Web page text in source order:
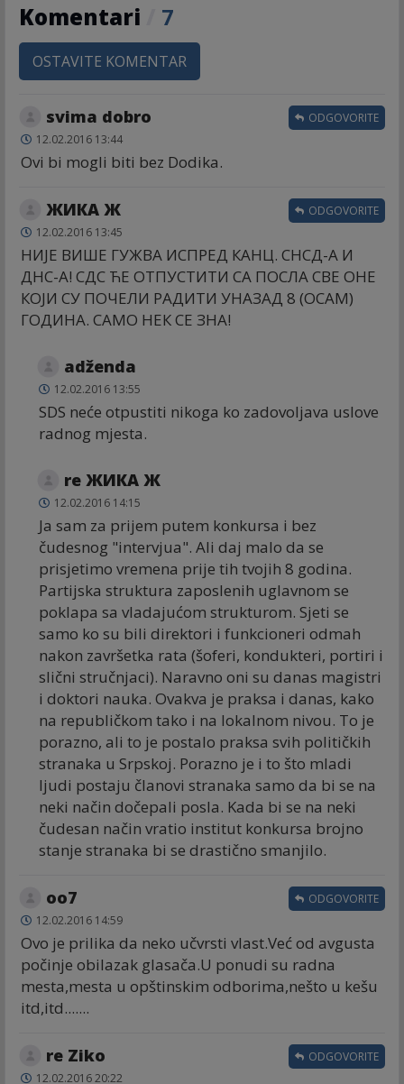
Komentari 7
OSTAVITE KOMENTAR
svima dobro
12.02.2016 13:44
Ovi bi mogli biti bez Dodika.
ODGOVORITE
ЖИКА Ж
12.02.2016 13:45
НИЈЕ ВИШЕ ГУЖВА ИСПРЕД КАНЦ. СНСД-А И
ДНС-А! СДС ЋЕ ОТПУСТИТИ СА ПОСЛА СВЕ ОНЕ
КОЈИ СУ ПОЧЕЛИ РАДИТИ УНАЗАД 8 (ОСАМ)
ГОДИНА. САМО НЕК СЕ ЗНА!
ODGOVORITE
adženda
12.02.2016 13:55
SDS neće otpustiti nikoga ko zadovoljava uslove
radnog mjesta.
re ЖИКА Ж
12.02.2016 14:15
Ja sam za prijem putem konkursa i bez
čudesnog "intervjua". Ali daj malo da se
prisjetimo vremena prije tih tvojih 8 godina.
Partijska struktura zaposlenih uglavnom se
poklapa sa vladajućom strukturom. Sjeti se
samo ko su bili direktori i funkcioneri odmah
nakon završetka rata (šoferi, kondukteri, portiri i
slični stručnjaci). Naravno oni su danas magistri
i doktori nauka. Ovakva je praksa i danas, kako
na republičkom tako i na lokalnom nivou. To je
porazno, ali to je postalo praksa svih političkih
stranaka u Srpskoj. Porazno je i to što mladi
ljudi postaju članovi stranaka samo da bi se na
neki način dočepali posla. Kada bi se na neki
čudesan način vratio institut konkursa brojno
stanje stranaka bi se drastično smanjilo.
oo7
12.02.2016 14:59
Ovo je prilika da neko učvrsti vlast.Već od avgusta
počinje obilazak glasača.U ponudi su radna
mesta,mesta u opštinskim odborima,nešto u kešu
itd,itd.......
ODGOVORITE
re Ziko
12.02.2016 20:22
ODGOVORITE